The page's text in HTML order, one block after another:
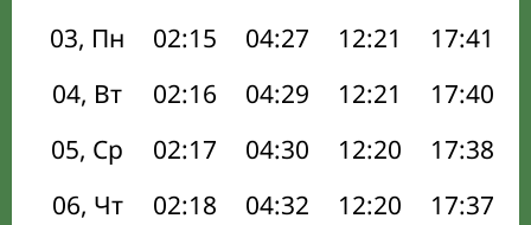
03, Пн
02:15 04:27 12:21 17:41
04, Вт
02:16 04:29 12:21 17:40
05, Ср
02:17 04:30 12:20 17:38
06, Чт
02:18 04:32 12:20 17:37